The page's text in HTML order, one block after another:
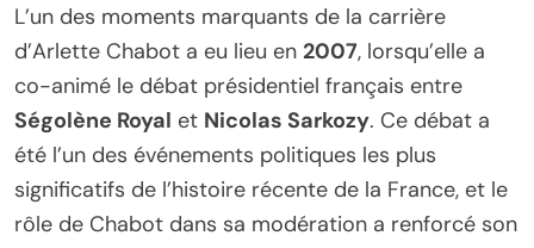
L’un des moments marquants de la carrière
d’Arlette Chabot a eu lieu en 2007, lorsqu’elle a
co-animé le débat présidentiel français entre
Ségolène Royal et Nicolas Sarkozy. Ce débat a
été l’un des événements politiques les plus
significatifs de l’histoire récente de la France, et le
rôle de Chabot dans sa modération a renforcé son